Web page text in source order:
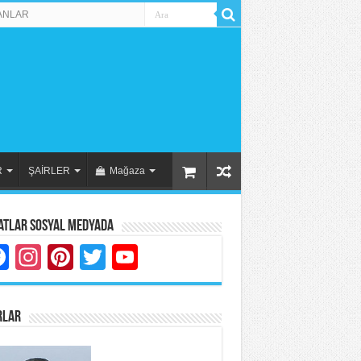
ŞAİRLER Mağaza
Sosyal Medyada
Facebook
Instagram
Pinterest
Twitter